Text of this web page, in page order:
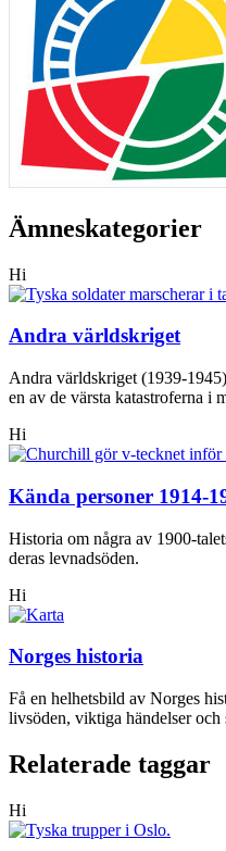
Ämneskategorier
Hi
Andra världskriget
Andra världskriget (1939-
en av de värsta katastroferna i
Hi
Kända personer 1914-
Historia om några av 1900-
deras levnadsöden.
Hi
Norges historia
Få en helhetsbild av Norges
livsöden, viktiga händelser och
Relaterade taggar
Hi